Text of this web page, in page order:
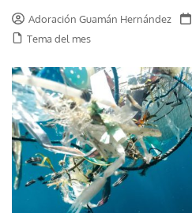
Adoración Guamán Hernández
Tema del mes